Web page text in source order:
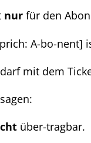
nur für den
A-bo-nent]
mit dem
über-tragbar.